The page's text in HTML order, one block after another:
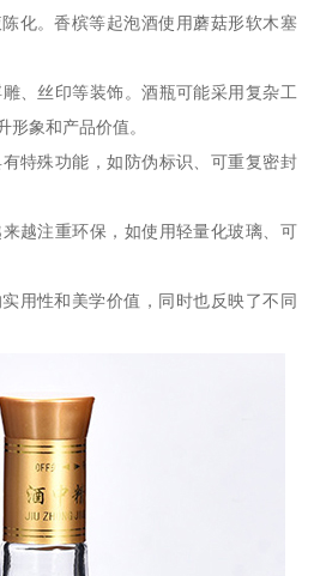
化。香槟等起泡酒使用蘑菇形软木塞
、丝印等装饰。酒瓶可能采用复杂工
形象和产品价值。
特殊功能，如防伪标识、可重复密封
越注重环保，如使用轻量化玻璃、可
用性和美学价值，同时也反映了不同